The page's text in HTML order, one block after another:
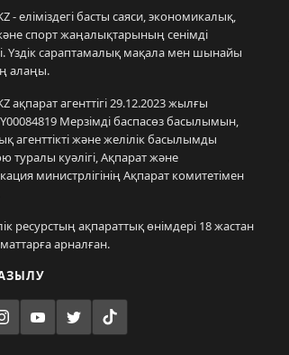
- еліміздегі басты саяси, экономикалық,
спорт жаңалықтарының сенімді
Үздік сараптамалық мақала мен шынайы
алаңы.
ақпарат агенттігі 29.12.2023 жылғы
Мерзімді баспасөз басылымын,
агенттікті және желілік басылымды
туралы куәлігі, Ақпарат және
министрлігінің Ақпарат комитетімен
ресурстың ақпараттық өнімдері 18 жастан
арналған.